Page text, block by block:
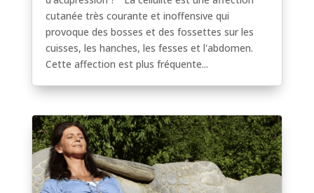
cutanée très courante et inoffensive qui
provoque des bosses et des fossettes sur les
cuisses, les hanches, les fesses et l'abdomen.
Cette affection est plus fréquente...